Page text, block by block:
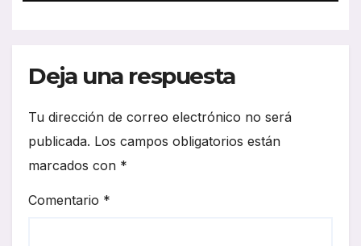
Deja una respuesta
Tu dirección de correo electrónico no será
publicada. Los campos obligatorios están
marcados con *
Comentario *